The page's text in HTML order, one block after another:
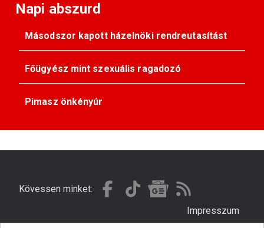
Napi abszurd
Másodszor kapott házelnöki rendreutasítást
Főügyész mint szexuális ragadozó
Pimasz önkényúr
Kövessen minket:
Impresszum